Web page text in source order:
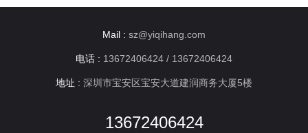
Mail : sz@yiqihang.com
电话 : 13672406424 / 13672406424
地址 : 深圳市宝安区宝安大道建润商务大厦5楼
13672406424